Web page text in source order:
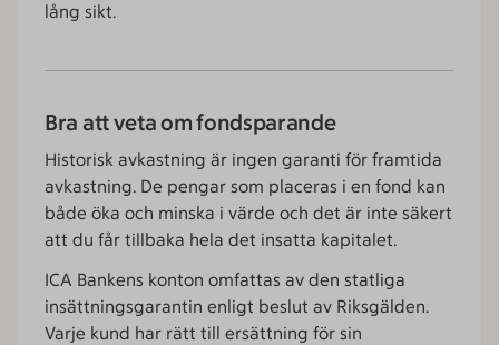
lång sikt.
Bra att veta om fondsparande
Historisk avkastning är ingen garanti för framtida
avkastning. De pengar som placeras i en fond kan
både öka och minska i värde och det är inte säkert
att du får tillbaka hela det insatta kapitalet.
ICA Bankens konton omfattas av den statliga
insättningsgarantin enligt beslut av Riksgälden.
Varje kund har rätt till ersättning för sin